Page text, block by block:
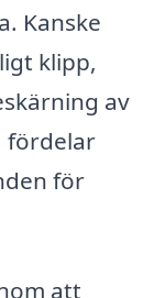
Kanske
klipp,
av
fördelar
för
att